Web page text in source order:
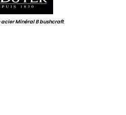
acier Minéral B bushcraft